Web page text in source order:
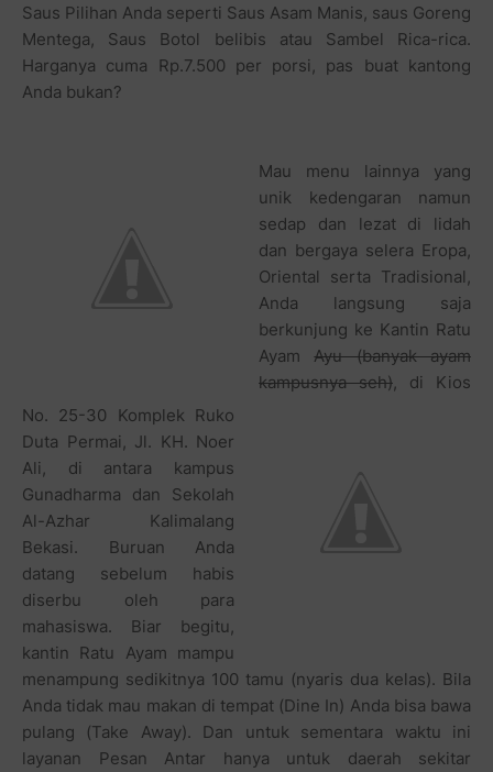
Saus Pilihan Anda seperti Saus Asam Manis, saus Goreng
Mentega, Saus Botol belibis atau Sambel Rica-rica.
Harganya cuma Rp.7.500 per porsi, pas buat kantong
Anda bukan?
Mau menu lainnya yang
unik kedengaran namun
sedap dan lezat di lidah
dan bergaya selera Eropa,
Oriental serta Tradisional,
Anda langsung saja
berkunjung ke Kantin Ratu
AyamAyu (banyak ayam
kampusnya seh), di Kios
No. 25-30 Komplek Ruko
Duta Permai, Jl. KH. Noer
Ali, di antara kampus
Gunadharma dan Sekolah
Al-Azhar Kalimalang
Bekasi. Buruan Anda
datang sebelum habis
diserbu oleh para
mahasiswa. Biar begitu,
kantin Ratu Ayam mampu
menampung sedikitnya 100 tamu (nyaris dua kelas). Bila
Anda tidak mau makan di tempat (Dine In) Anda bisa bawa
pulang (Take Away). Dan untuk sementara waktu ini
layanan Pesan Antar hanya untuk daerah sekitar